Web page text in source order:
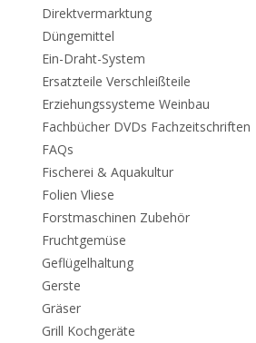
Direktvermarktung
Düngemittel
Ein-Draht-System
Ersatzteile Verschleißteile
Erziehungssysteme Weinbau
Fachbücher DVDs Fachzeitschriften
FAQs
Fischerei & Aquakultur
Folien Vliese
Forstmaschinen Zubehör
Fruchtgemüse
Geflügelhaltung
Gerste
Gräser
Grill Kochgeräte